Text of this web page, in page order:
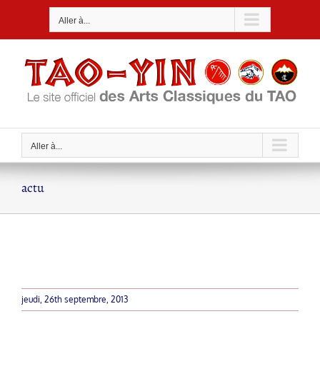
Aller à...
Aller à...
actu
jeudi, 26th septembre, 2013